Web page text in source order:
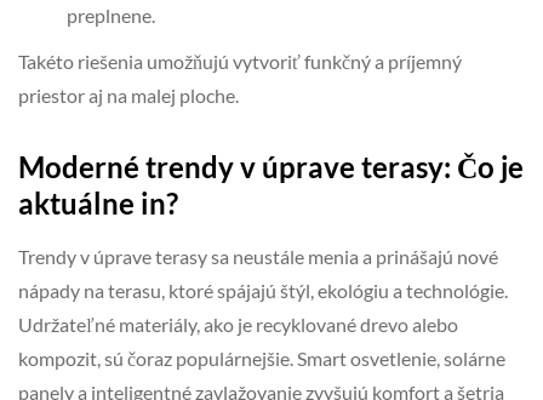
preplnene.
Takéto riešenia umožňujú vytvoriť funkčný a príjemný
priestor aj na malej ploche.
Moderné trendy v úprave terasy: Čo je
aktuálne in?
Trendy v úprave terasy sa neustále menia a prinášajú nové
nápady na terasu, ktoré spájajú štýl, ekológiu a technológie.
Udržateľné materiály, ako je recyklované drevo alebo
kompozit, sú čoraz populárnejšie. Smart osvetlenie, solárne
panely a inteligentné zavlažovanie zvyšujú komfort a šetria